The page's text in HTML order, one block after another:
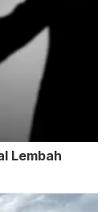
Lembah